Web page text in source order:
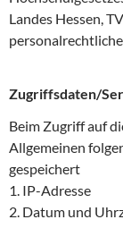
Landes Hessen,
Zugriffsdaten/
Beim Zugriff auf
Allgemeinen
gespeichert
1. IP-Adresse
2. Datum und